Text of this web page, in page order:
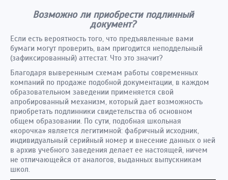
Возможно ли приобрести подлинный
документ?
Если есть вероятность того, что предъявленные вами
бумаги могут проверить, вам пригодится неподдельный
(зафиксированный) аттестат. Что это значит?
Благодаря выверенным схемам работы современных
компаний по продаже подобной документации, в каждом
образовательном заведении применяется свой
апробированный механизм, который дает возможность
приобретать подлинники свидетельства об основном
общем образовании. По сути, подобная школьная
«корочка» является легитимной: фабричный исходник,
индивидуальный серийный номер и внесение данных о ней
в архив учебного заведения делает ее настоящей, ничем
не отличающейся от аналогов, выданных выпускникам
школ.